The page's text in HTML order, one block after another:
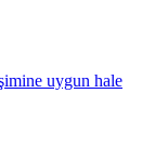
uygun hale